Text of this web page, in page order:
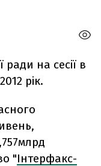
ради на сесії в
рік.
"Інтерфакс-